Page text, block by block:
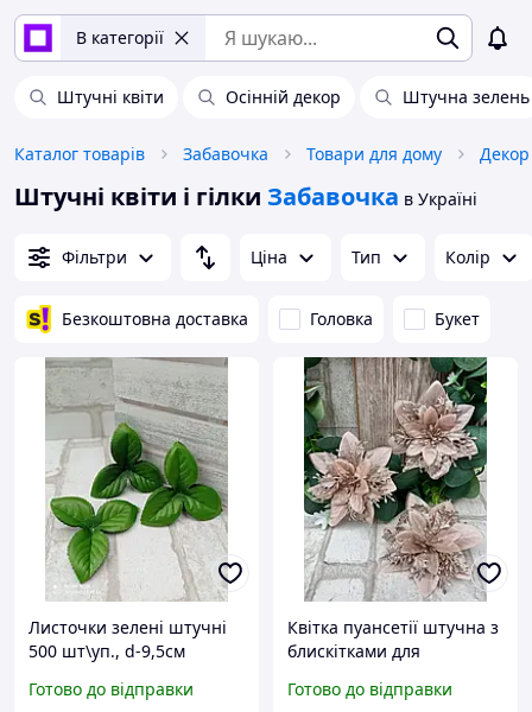
В категорії
Штучні квіти Осінній декор Штучна зелень
Каталог товарів Забавочка Товари для дому
Штучні квіти і гілки Забавочка в Україні
Фільтри Ціна Тип Колір
Безкоштовна доставка Головка Букет
Листочки зелені штучні
500 шт\уп., d-9,5см
Готово до відправки
Квітка пуансетії штучна з
блискітками для
cm
Готово до відправки